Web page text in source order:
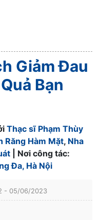
Giảm Đau
Bạn
Thạc sĩ Phạm Thùy
Răng Hàm Mặt, Nha
| Nơi công tác:
Đa, Hà Nội
- 05/06/2023